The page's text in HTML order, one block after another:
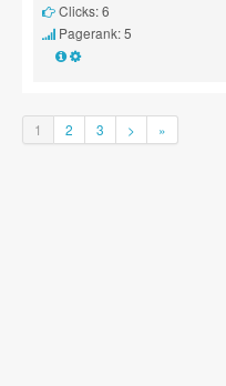
Clicks: 6
Pagerank: 5
1 2 3 > »